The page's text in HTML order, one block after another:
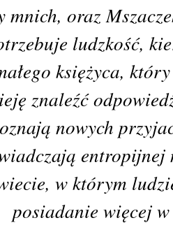
mnich, oraz
ludzkość,
księżyca,
znaleźć
nowych
entropijnej
w którym
posiadanie więcej